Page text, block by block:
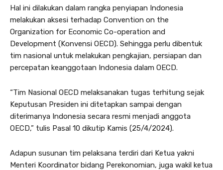
Hal ini dilakukan dalam rangka penyiapan Indonesia
melakukan aksesi terhadap Convention on the
Organization for Economic Co-operation and
Development (Konvensi OECD). Sehingga perlu dibentuk
tim nasional untuk melakukan pengkajian, persiapan dan
percepatan keanggotaan Indonesia dalam OECD.
“Tim Nasional OECD melaksanakan tugas terhitung sejak
Keputusan Presiden ini ditetapkan sampai dengan
diterimanya Indonesia secara resmi menjadi anggota
OECD,” tulis Pasal 10 dikutip Kamis (25/4/2024).
Adapun susunan tim pelaksana terdiri dari Ketua yakni
Menteri Koordinator bidang Perekonomian, juga wakil ketua